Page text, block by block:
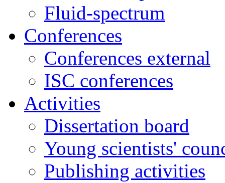
Fluid-spectrum
Conferences
Conferences external
ISC conferences
Activities
Dissertation board
Young scientists'
Publishing activities